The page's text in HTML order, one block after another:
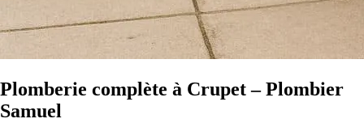
Plomberie complète à Crupet – Plombier
Samuel